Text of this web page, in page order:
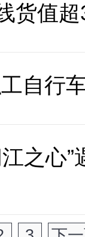
货值
自行
之心